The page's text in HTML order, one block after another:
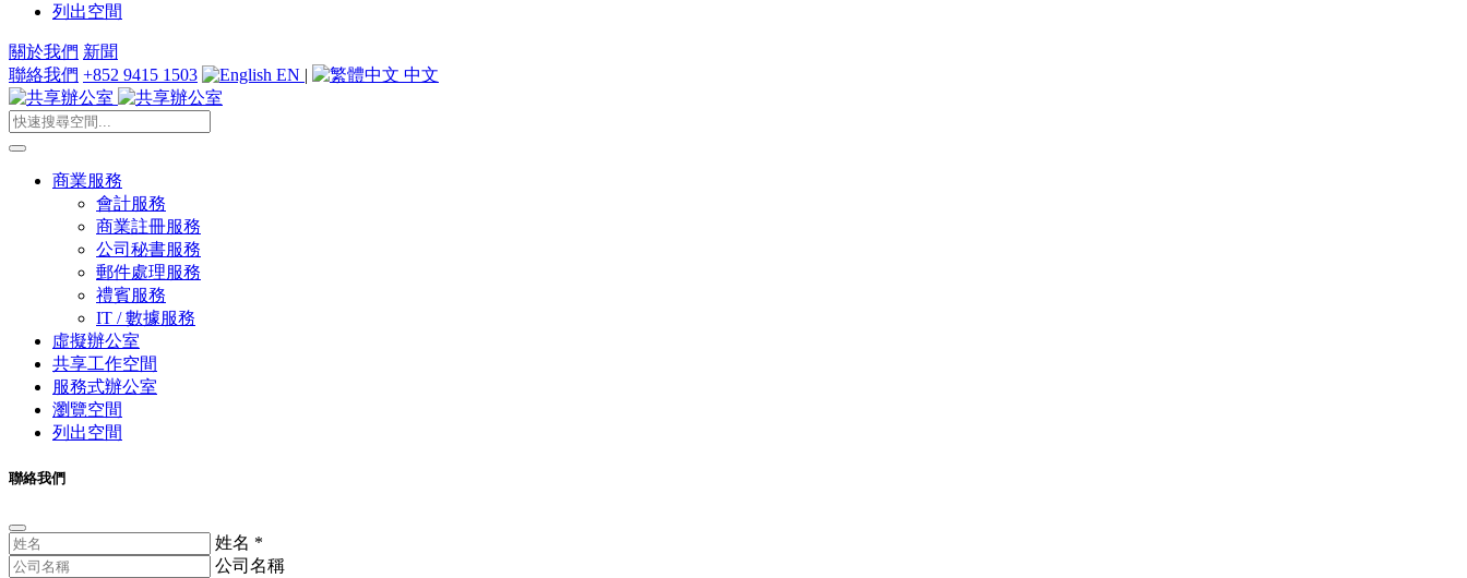
列出空間
關於我們 新聞
聯絡我們 +852 9415 1503 EN | 中文
商業服務
會計服務
商業註冊服務
公司秘書服務
郵件處理服務
禮賓服務
IT / 數據服務
虛擬辦公室
共享工作空間
服務式辦公室
瀏覽空間
列出空間
聯絡我們
姓名 *
公司名稱